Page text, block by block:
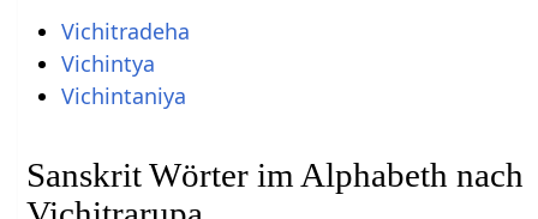
Vichitradeha
Vichintya
Vichintaniya
Sanskrit Wörter im Alphabeth nach